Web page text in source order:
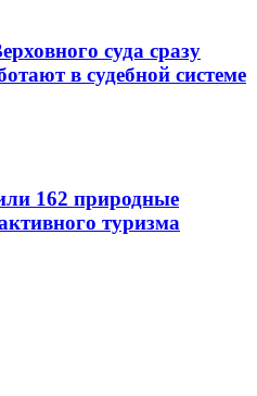
суда сразу
в судебной системе
162 природные
туризма